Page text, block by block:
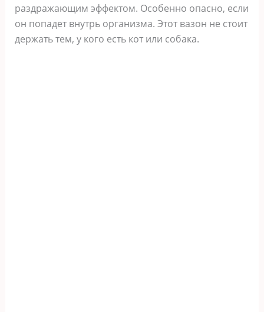
раздражающим эффектом. Особенно опасно, если
он попадет внутрь организма. Этот вазон не стоит
держать тем, у кого есть кот или собака.